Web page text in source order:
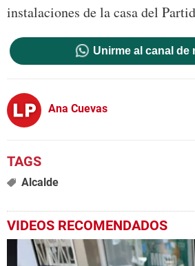
instalaciones de la casa del
Unirme al canal de
Ana Cuevas
Alcalde
VIDEOS RECOMENDADOS